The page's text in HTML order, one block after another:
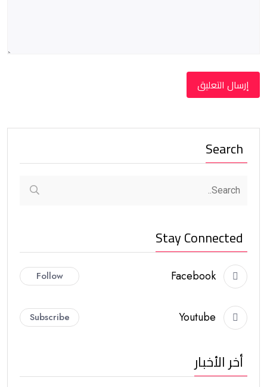
Search
Stay Connected
Facebook
Follow
Youtube
Subscribe
أخر الأخبار